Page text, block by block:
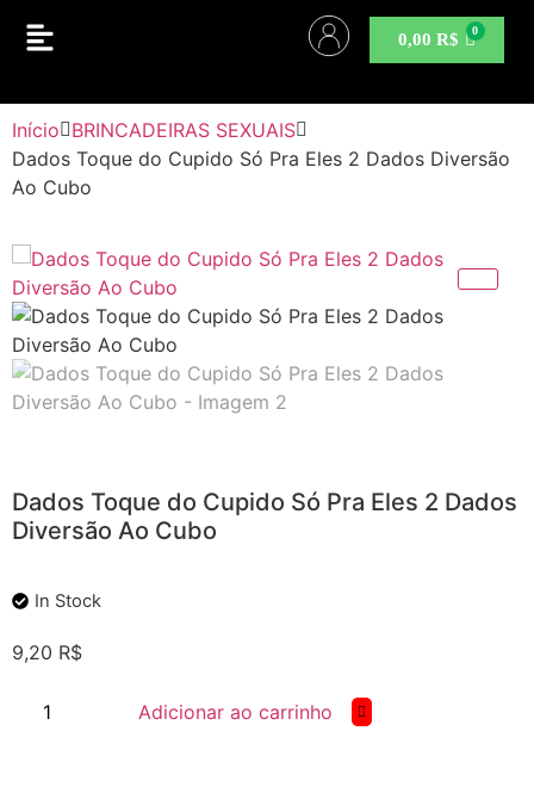
0,00R$
Início BRINCADEIRAS SEXUAIS
Dados Toque do Cupido Só Pra Eles 2 Dados Diversão
Ao Cubo
Dados Toque do Cupido Só Pra Eles 2 Dados
Diversão Ao Cubo
In Stock
9,20 R$
Adicionar ao carrinho